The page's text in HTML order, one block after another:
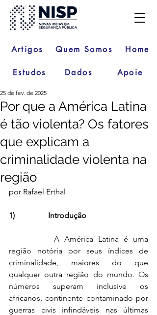
Home
Artigos Quem Somos
Apoie
Estudos Dados
Por que a América Latina
é tão violenta? Os fatores
que explicam a
criminalidade violenta na
região
25 de fev. de 2025
por Rafael Erthal
1)                 Introdução
região notória por seus índices de
criminalidade, maiores do que
qualquer outra região do mundo. Os
números superam inclusive os
africanos, continente contaminado por
guerras civis infindáveis nas últimas